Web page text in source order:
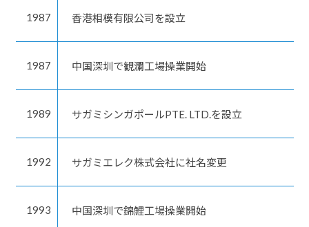
1987 香港相模有限公司を設立
1987 中国深圳で観瀾工場操業開始
1989 サガミシンガポールPTE. LTD.を設立
1992 サガミエレク株式会社に社名変更
1993 中国深圳で錦鯉工場操業開始